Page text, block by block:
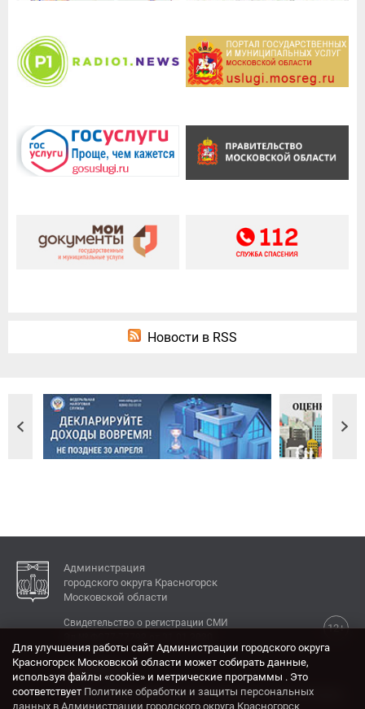
Новости в RSS
Администрация
городского округа Красногорск
Московской области
12+
Свидетельство о регистрации СМИ
КОНТАКТЫ
Адрес: 143404, Московская область, г. Красногорск,
Для улучшения работы сайт Администрации городского округа
Красногорск Московской области может собирать данные,
используя файлы «cookie» и метрические программы . Это
соответствует Политике обработки и защиты персональных
данных в Администрации городского округа Красногорск